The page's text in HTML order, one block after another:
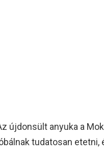
újdonsült anyuka a
tudatosan etetni,